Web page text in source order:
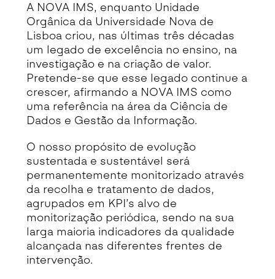
A NOVA IMS, enquanto Unidade
Orgânica da Universidade Nova de
Lisboa criou, nas últimas três décadas
um legado de excelência no ensino, na
investigação e na criação de valor.
Pretende-se que esse legado continue a
crescer, afirmando a NOVA IMS como
uma referência na área da Ciência de
Dados e Gestão da Informação.
O nosso propósito de evolução
sustentada e sustentável será
permanentemente monitorizado através
da recolha e tratamento de dados,
agrupados em KPI’s alvo de
monitorização periódica, sendo na sua
larga maioria indicadores da qualidade
alcançada nas diferentes frentes de
intervenção.